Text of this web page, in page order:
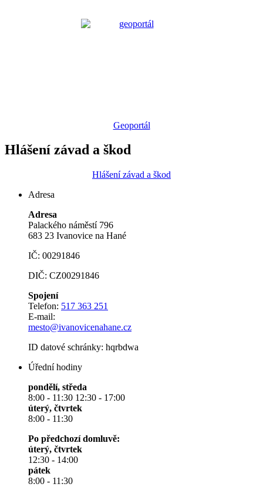
Geoportál
Hlášení závad a škod
Hlášení závad a škod
Adresa
Adresa
Palackého náměstí 796
683 23 Ivanovice na Hané
IČ: 00291846
DIČ: CZ00291846
Spojení
Telefon: 517 363 251
E-mail:
mesto@ivanovicenahane.cz
ID datové schránky: hqrbdwa
Úřední hodiny
pondělí, středa
8:00 - 11:30 12:30 - 17:00
úterý, čtvrtek
8:00 - 11:30
Po předchozí domluvě:
úterý, čtvrtek
12:30 - 14:00
pátek
8:00 - 11:30